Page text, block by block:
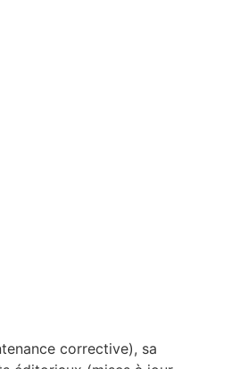
corrective), sa